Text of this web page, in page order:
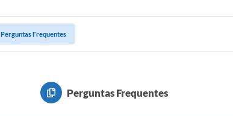
Perguntas Frequentes
Perguntas Frequentes